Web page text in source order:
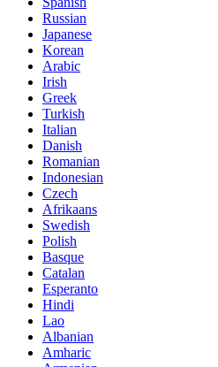
Russian
Japanese
Korean
Arabic
Irish
Greek
Turkish
Italian
Danish
Romanian
Indonesian
Czech
Afrikaans
Swedish
Polish
Basque
Catalan
Esperanto
Hindi
Lao
Albanian
Amharic